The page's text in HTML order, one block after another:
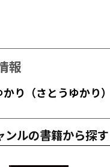
報
り（さとうゆかり）
ンルの書籍から探す